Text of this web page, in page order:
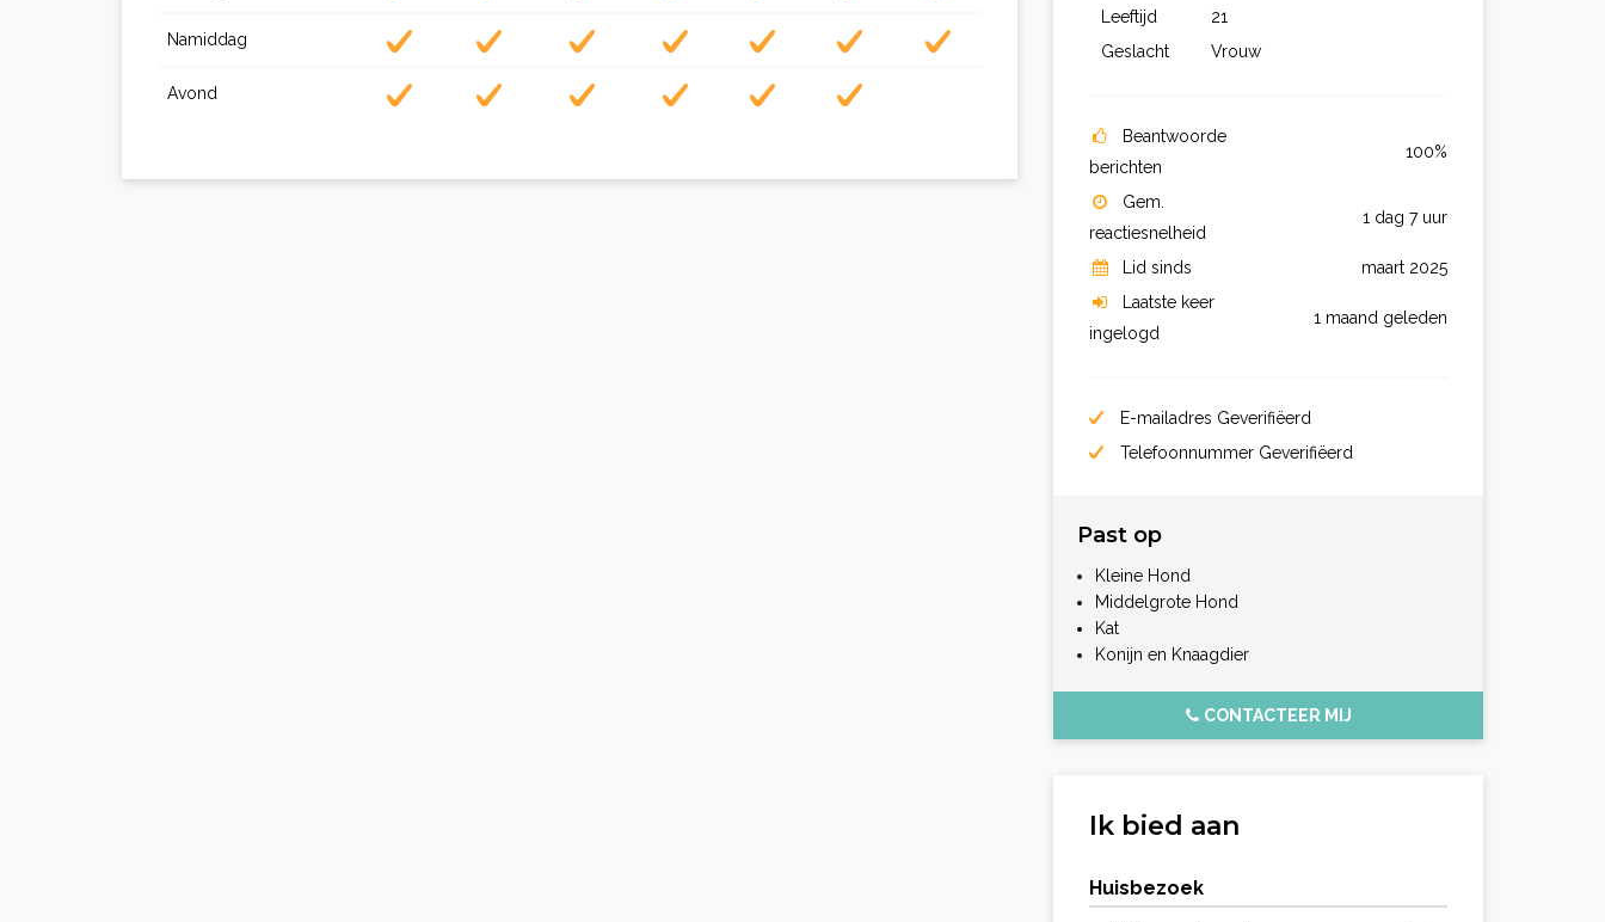
Namiddag
Avond
Leeftijd
21
Geslacht
Vrouw
Beantwoorde
berichten
100%
Gem.
reactiesnelheid
1 dag 7 uur
Lid sinds
maart 2025
Laatste keer
ingelogd
1 maand geleden
E-mailadres Geverifiëerd
Telefoonnummer Geverifiëerd
Past op
Kleine Hond
Middelgrote Hond
Kat
Konijn en Knaagdier
CONTACTEER MIJ
Ik bied aan
Huisbezoek